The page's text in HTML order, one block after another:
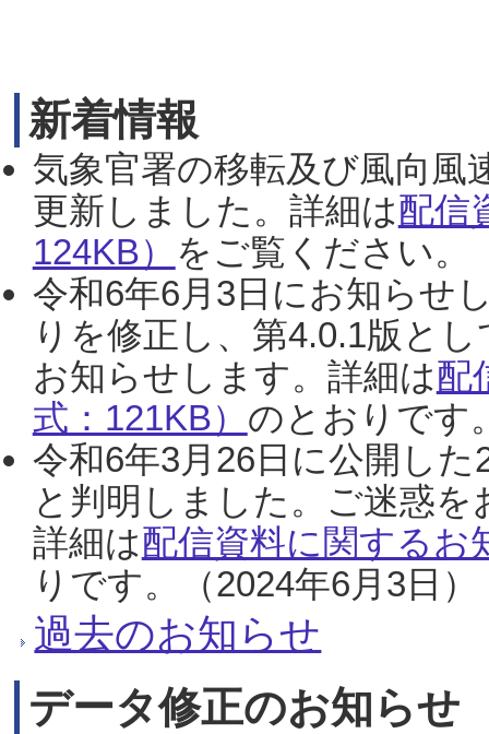
新着情報
気象官署の移転及び風向風
更新しました。詳細は配信
124KB） をご覧ください。
令和6年6月3日にお知らせ
りを修正し、第4.0.1版と
お知らせします。詳細は配
式：121KB） のとおりです
令和6年3月26日に公開し
と判明しました。ご迷惑
詳細は配信資料に関するお
りです。（2024年6月3日）
過去のお知らせ
データ修正のお知らせ